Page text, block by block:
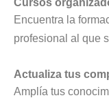
Cursos
Encuentra la
profesional al que
Actualiza tus
Amplía tus